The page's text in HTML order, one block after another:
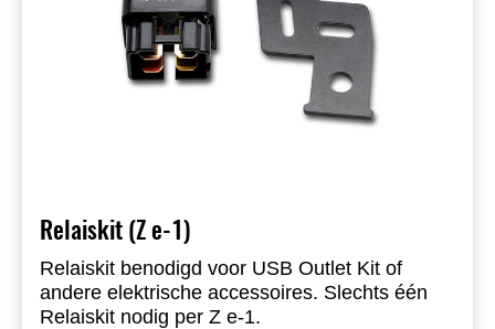
Relaiskit (Z e-1)
Relaiskit benodigd voor USB Outlet Kit of
andere elektrische accessoires. Slechts één
Relaiskit nodig per Z e-1.